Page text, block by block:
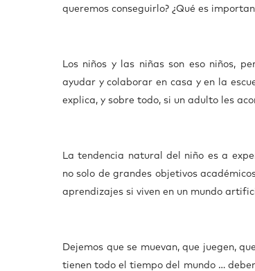
queremos conseguirlo? ¿Qué es
Los niños y las niñas son eso niños,
ayudar y colaborar en casa y en la
explica, y sobre todo, si un adulto les
La tendencia natural del niño es a
no solo de grandes objetivos
aprendizajes si viven en un mundo
Dejemos que se muevan, que juegen,
tienen todo el tiempo del mundo …